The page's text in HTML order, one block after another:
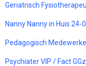
Geriatrisch
Nanny Nanny in Huis 24-
Pedagogisch
Psychiater VIP / Fact